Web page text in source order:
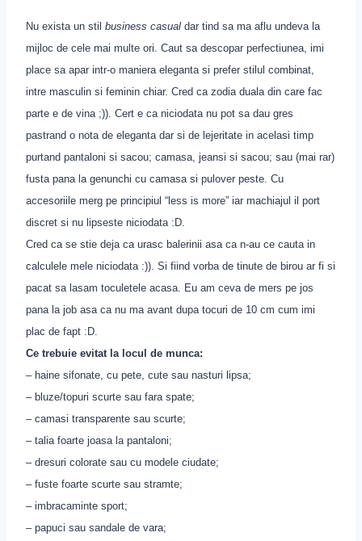
Nu exista un stil business casual dar tind sa ma aflu undeva la
mijloc de cele mai multe ori. Caut sa descopar perfectiunea, imi
place sa apar intr-o maniera eleganta si prefer stilul combinat,
intre masculin si feminin chiar. Cred ca zodia duala din care fac
parte e de vina ;)). Cert e ca niciodata nu pot sa dau gres
pastrand o nota de eleganta dar si de lejeritate in acelasi timp
purtand pantaloni si sacou; camasa, jeansi si sacou; sau (mai rar)
fusta pana la genunchi cu camasa si pulover peste. Cu
accesoriile merg pe principiul “less is more” iar machiajul il port
discret si nu lipseste niciodata :D.
Cred ca se stie deja ca urasc balerinii asa ca n-au ce cauta in
calculele mele niciodata :)). Si fiind vorba de tinute de birou ar fi si
pacat sa lasam toculetele acasa. Eu am ceva de mers pe jos
pana la job asa ca nu ma avant dupa tocuri de 10 cm cum imi
plac de fapt :D.
Ce trebuie evitat la locul de munca:
– haine sifonate, cu pete, cute sau nasturi lipsa;
– bluze/topuri scurte sau fara spate;
– camasi transparente sau scurte;
– talia foarte joasa la pantaloni;
– dresuri colorate sau cu modele ciudate;
– fuste foarte scurte sau stramte;
– imbracaminte sport;
– papuci sau sandale de vara;